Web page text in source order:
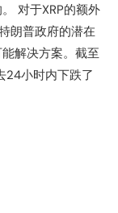
对于XRP的额外
朗普政府的潜在
解决方案。截至
24小时内下跌了